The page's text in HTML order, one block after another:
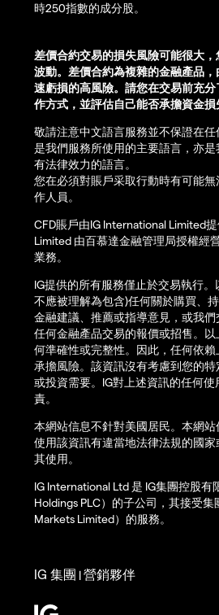
時250指數的成分股。
差價合約交易的損失風險可能很大
波動。差價合約為複雜的金融產品
速虧損的高風險。請您在交易前充
作方式，並評估自己能否承擔資金損
敬請注意中文語言服務並不保證在
是我們服務所使用的主要語言，亦
有法律效力的語言。
您在必須對賬戶采取行動時有可能
作人員。
CFD賬戶由IG International Limited
Limited 由百慕達金融管理局授權經
業務。
IG提供的所有服務僅止於交易執行
不應被理解為包含)任何關於購買、
金融建議、推薦或指導意見，或我
任何金融產品交易的報價或招售。
何準確性或完整性。因此，任何依
承擔風險。該資訊沒有考慮到您的
或投資需要。IG對上述資訊的任何
責。
本網站信息不針對美國居民。本網
使用該資訊有違當地法律法規的國
其使用。
IG International Ltd 是 IG集團控股有
Holdings PLC）的子公司，其接受
Markets Limited）的服務。
IG 集團 |營銷夥伴